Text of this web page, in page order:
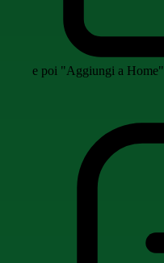
e poi "Aggiungi a Home"